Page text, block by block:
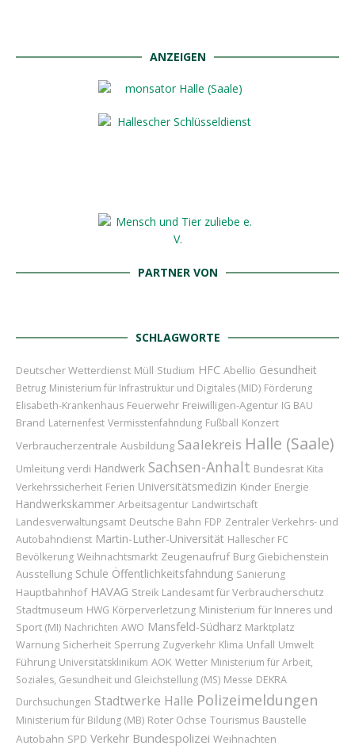
ANZEIGEN
PARTNER VON
SCHLAGWORTE
Deutscher Wetterdienst Müll Studium HFC Abellio Gesundheit
Betrug Ministerium für Infrastruktur und Digitales (MID) Förderung
Elisabeth-Krankenhaus Feuerwehr Freiwilligen-Agentur IG BAU
Brand Laternenfest Vermisstenfahndung Fußball Konzert
Verbraucherzentrale Ausbildung Saalekreis Halle (Saale)
Umleitung verdi Handwerk Sachsen-Anhalt Bundesrat Kita
Verkehrssicherheit Ferien Universitätsmedizin Kinder Energie
Handwerkskammer Arbeitsagentur Landwirtschaft
Landesverwaltungsamt Deutsche Bahn FDP Zentraler Verkehrs- und
Autobahndienst Martin-Luther-Universität Hallescher FC
Bevölkerung Weihnachtsmarkt Zeugenaufruf Burg Giebichenstein
Ausstellung Schule Öffentlichkeitsfahndung Sanierung
Hauptbahnhof HAVAG Streik Landesamt für Verbraucherschutz
Stadtmuseum HWG Körperverletzung Ministerium für Inneres und
Sport (MI) Nachrichten AWO Mansfeld-Südharz Marktplatz
Warnung Sicherheit Sperrung Zugverkehr Klima Unfall Umwelt
Führung Universitätsklinikum AOK Wetter Ministerium für Arbeit,
Soziales, Gesundheit und Gleichstellung (MS) Messe DEKRA
Durchsuchungen Stadtwerke Halle Polizeimeldungen
Ministerium für Bildung (MB) Roter Ochse Tourismus Baustelle
Autobahn SPD Verkehr Bundespolizei Weihnachten